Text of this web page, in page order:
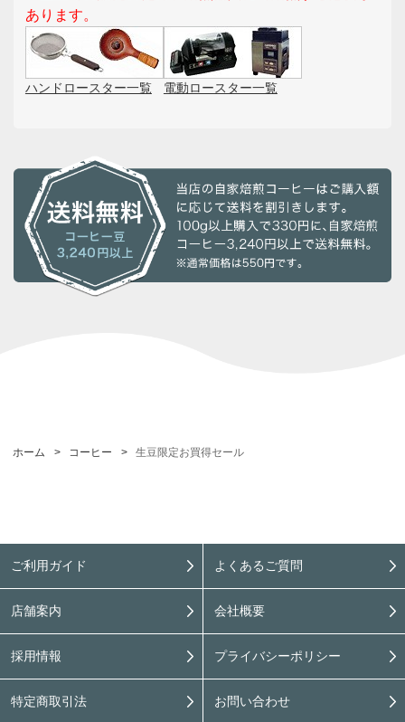
あります。
ハンドロースター一覧 電動ロースター一覧
ホーム > コーヒー > 生豆限定お買得セール
ご利用ガイド よくあるご質問
店舗案内 会社概要
採用情報 プライバシーポリシー
特定商取引法 お問い合わせ